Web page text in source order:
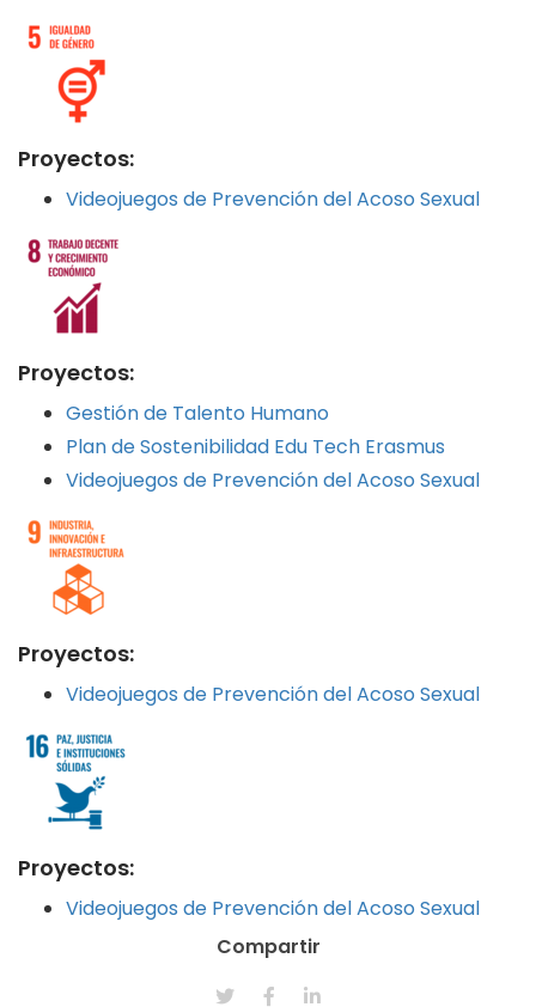
Proyectos:
Videojuegos de Prevención del Acoso Sexual
Proyectos:
Gestión de Talento Humano
Plan de Sostenibilidad Edu Tech Erasmus
Videojuegos de Prevención del Acoso Sexual
Proyectos:
Videojuegos de Prevención del Acoso Sexual
Proyectos:
Videojuegos de Prevención del Acoso Sexual
Compartir